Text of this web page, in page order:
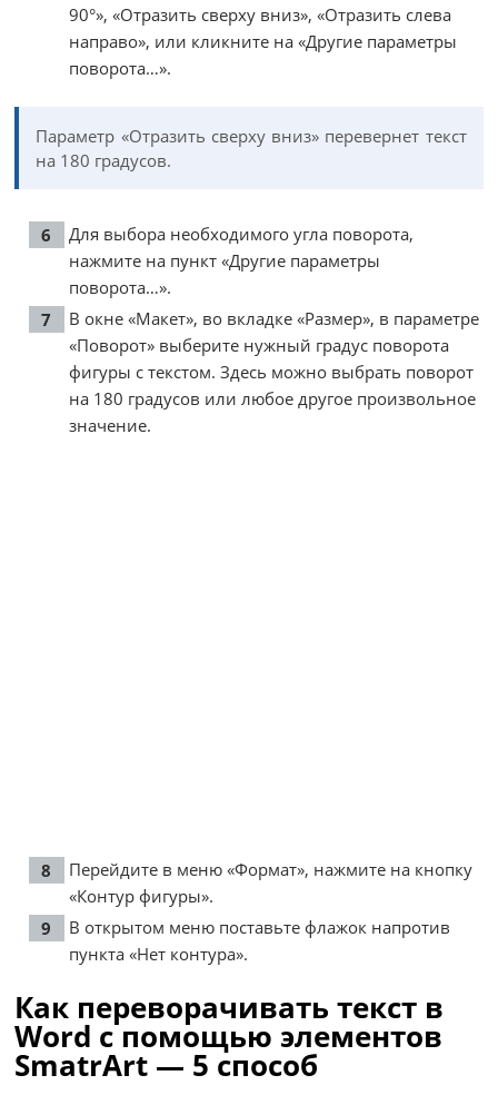
90°», «Отразить сверху вниз», «Отразить слева
направо», или кликните на «Другие параметры
поворота…».
Параметр «Отразить сверху вниз» перевернет текст
на 180 градусов.
Для выбора необходимого угла поворота,
нажмите на пункт «Другие параметры
поворота…».
В окне «Макет», во вкладке «Размер», в параметре
«Поворот» выберите нужный градус поворота
фигуры с текстом. Здесь можно выбрать поворот
на 180 градусов или любое другое произвольное
значение.
Перейдите в меню «Формат», нажмите на кнопку
«Контур фигуры».
В открытом меню поставьте флажок напротив
пункта «Нет контура».
Как переворачивать текст в
Word с помощью элементов
SmatrArt — 5 способ